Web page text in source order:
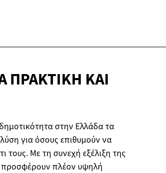
ΠΡΑΚΤΙΚΉ ΚΑΙ
στην Ελλάδα τα
για όσους επιθυμούν να
τους. Με τη συνεχή εξέλιξη της
προσφέρουν πλέον υψηλή